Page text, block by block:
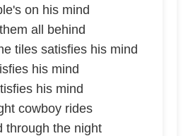
on his mind
all behind
tiles satisfies his mind
his mind
his mind
cowboy rides
through the night